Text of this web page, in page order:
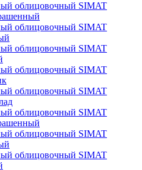
облицовочный SIMAT
облицовочный SIMAT
облицовочный SIMAT
облицовочный SIMAT
облицовочный SIMAT
облицовочный SIMAT
облицовочный SIMAT
облицовочный SIMAT